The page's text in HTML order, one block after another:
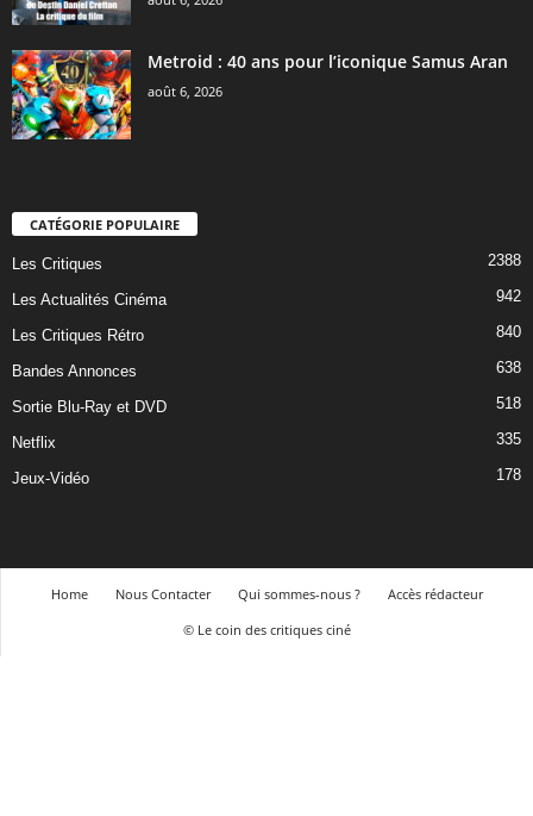
Metroid : 40 ans pour l’iconique Samus Aran
août 6, 2026
CATÉGORIE POPULAIRE
Les Critiques 2388
Les Actualités Cinéma 942
Les Critiques Rétro 840
Bandes Annonces 638
Sortie Blu-Ray et DVD 518
Netflix 335
Jeux-Vidéo 178
Home Nous Contacter Qui sommes-nous ?
Accès rédacteur
© Le coin des critiques ciné